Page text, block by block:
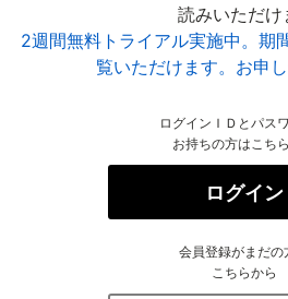
読みいただけ
2週間無料トライアル実施中。期
覧いただけます。お申
ログインＩＤとパス
お持ちの方はこち
ログイン
会員登録がまだの
こちらから